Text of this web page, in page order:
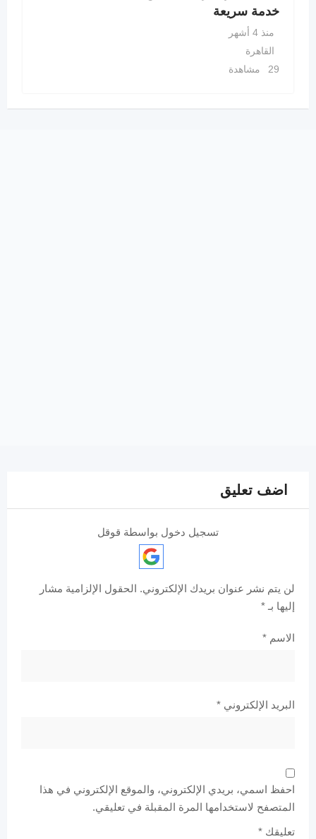
خدمة سريعة
منذ 4 أشهر
القاهرة
29 مشاهدة
اضف تعليق
تسجيل دخول بواسطة قوقل
لن يتم نشر عنوان بريدك الإلكتروني. الحقول الإلزامية مشار
إليها بـ *
الاسم *
البريد الإلكتروني *
احفظ اسمي، بريدي الإلكتروني، والموقع الإلكتروني في هذا
المتصفح لاستخدامها المرة المقبلة في تعليقي.
تعليقك *